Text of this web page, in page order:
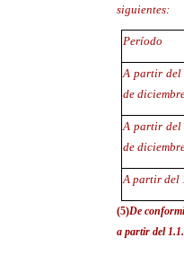
siguientes:
Período
A partir del
de
A partir del
de
A partir del
(5)De
a partir del